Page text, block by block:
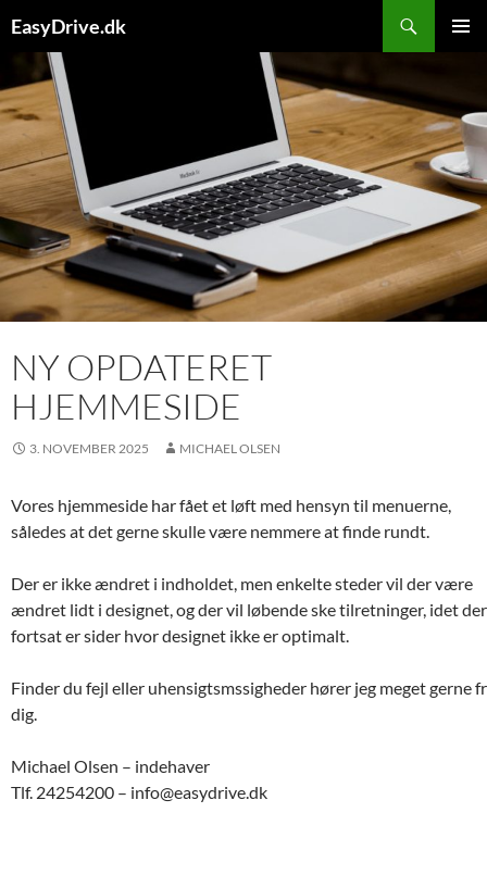
til
indhold
EasyDrive.dk
NY OPDATERET
HJEMMESIDE
3. NOVEMBER 2025 MICHAEL OLSEN
Vores hjemmeside har fået et løft med hensyn til menuerne,
således at det gerne skulle være nemmere at finde rundt.
Der er ikke ændret i indholdet, men enkelte steder vil der være
ændret lidt i designet, og der vil løbende ske tilretninger, idet der
fortsat er sider hvor designet ikke er optimalt.
Finder du fejl eller uhensigtsmssigheder hører jeg meget gerne
dig.
Michael Olsen – indehaver
Tlf. 24254200 – info@easydrive.dk